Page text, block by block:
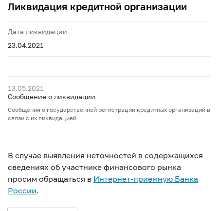
Ликвидация кредитной организации
Дата ликвидации
23.04.2021
13.05.2021
Сообщение о ликвидации
Сообщения о государственной регистрации кредитных организаций в
связи с их ликвидацией
В случае выявления неточностей в содержащихся
сведениях об участнике финансового рынка
просим обращаться в Интернет-приемную Банка
России.